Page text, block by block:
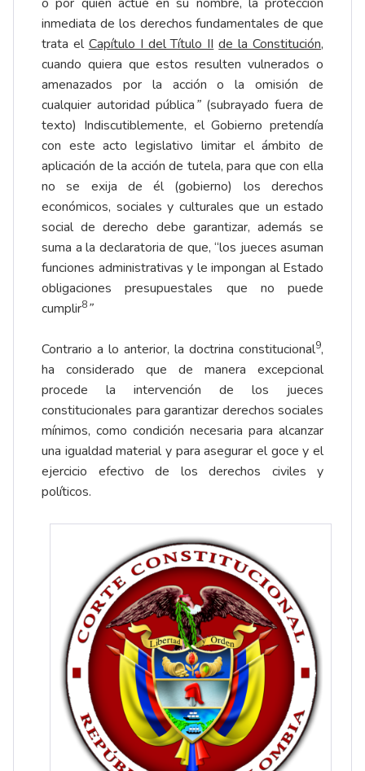
inmediata de los derechos fundamentales de que
trata el Capítulo I del Título II de la Constitución,
cuando quiera que estos resulten vulnerados o
amenazados por la acción o la omisión de
cualquier autoridad pública” (subrayado fuera de
texto) Indiscutiblemente, el Gobierno pretendía
con este acto legislativo limitar el ámbito de
aplicación de la acción de tutela, para que con ella
no se exija de él (gobierno) los derechos
económicos, sociales y culturales que un estado
social de derecho debe garantizar, además se
suma a la declaratoria de que, “los jueces asuman
funciones administrativas y le impongan al Estado
obligaciones presupuestales que no puede
cumplir8”
Contrario a lo anterior, la doctrina constitucional9,
ha considerado que de manera excepcional
procede la intervención de los jueces
constitucionales para garantizar derechos sociales
mínimos, como condición necesaria para alcanzar
una igualdad material y para asegurar el goce y el
ejercicio efectivo de los derechos civiles y
políticos.